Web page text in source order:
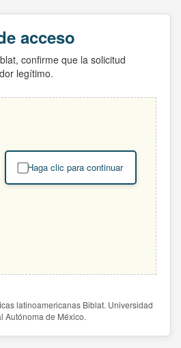
acceso
confirme que la solicitud
legítimo.
Haga clic para continuar
latinoamericanas Biblat. Universidad
Autónoma de México.